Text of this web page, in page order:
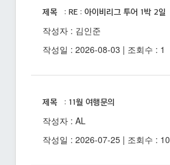
제목 : RE : 아이비리그 투어 1박 2일
작성자 : 김인준
작성일 : 2026-08-03 | 조회수 : 1
제목 : 11월 여행문의
작성자 : AL
작성일 : 2026-07-25 | 조회수 : 10